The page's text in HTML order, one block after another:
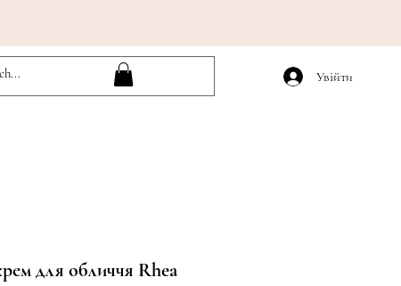
Увійти
для обличчя Rhea